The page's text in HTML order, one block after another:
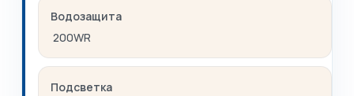
Водозащита
200WR
Подсветка